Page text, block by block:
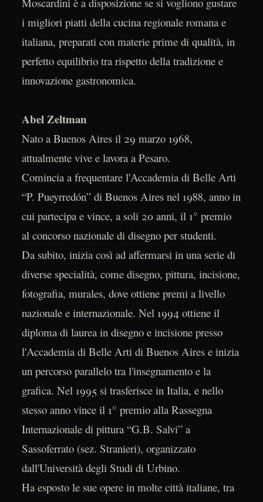
i migliori piatti della cucina regionale romana e
italiana, preparati con materie prime di qualità, in
perfetto equilibrio tra rispetto della tradizione e
innovazione gastronomica.
Abel Zeltman
Nato a Buenos Aires il 29 marzo 1968,
attualmente vive e lavora a Pesaro.
Comincia a frequentare l'Accademia di Belle Arti
“P. Pueyrredón” di Buenos Aires nel 1988, anno in
cui partecipa e vince, a soli 20 anni, il 1° premio
al concorso nazionale di disegno per studenti.
Da subito, inizia così ad affermarsi in una serie di
diverse specialità, come disegno, pittura, incisione,
fotografia, murales, dove ottiene premi a livello
nazionale e internazionale. Nel 1994 ottiene il
diploma di laurea in disegno e incisione presso
l'Accademia di Belle Arti di Buenos Aires e inizia
un percorso parallelo tra l'insegnamento e la
grafica. Nel 1995 si trasferisce in Italia, e nello
stesso anno vince il 1° premio alla Rassegna
Internazionale di pittura “G.B. Salvi” a
Sassoferrato (sez. Stranieri), organizzato
dall'Università degli Studi di Urbino.
Ha esposto le sue opere in molte città italiane, tra